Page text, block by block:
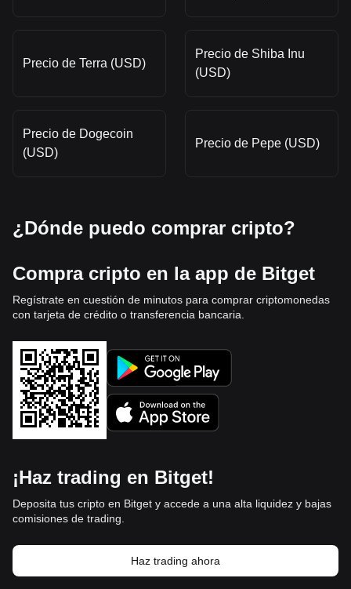
Precio de Terra (USD)
Precio de Shiba Inu
(USD)
Precio de Dogecoin
(USD)
Precio de Pepe (USD)
¿Dónde puedo comprar cripto?
Compra cripto en la app de Bitget
Regístrate en cuestión de minutos para comprar criptomonedas
con tarjeta de crédito o transferencia bancaria.
¡Haz trading en Bitget!
Deposita tus cripto en Bitget y accede a una alta liquidez y bajas
comisiones de trading.
Haz trading ahora